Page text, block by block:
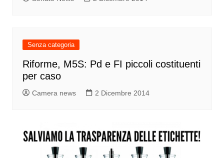
Senza categoria
Riforme, M5S: Pd e FI piccoli costituenti
per caso
Camera news 2 Dicembre 2014